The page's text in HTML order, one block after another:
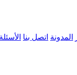
المدونة اتصل بنا